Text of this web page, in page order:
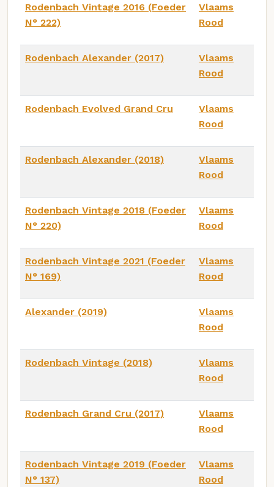
Rodenbach Vintage 2016 (Foeder
N° 222)
Vlaams
Rood
Rodenbach Alexander (2017)
Vlaams
Rood
Rodenbach Evolved Grand Cru
Vlaams
Rood
Rodenbach Alexander (2018)
Vlaams
Rood
Rodenbach Vintage 2018 (Foeder
N° 220)
Vlaams
Rood
Rodenbach Vintage 2021 (Foeder
N° 169)
Vlaams
Rood
Alexander (2019)
Vlaams
Rood
Rodenbach Vintage (2018)
Vlaams
Rood
Rodenbach Grand Cru (2017)
Vlaams
Rood
Rodenbach Vintage 2019 (Foeder
N° 137)
Vlaams
Rood